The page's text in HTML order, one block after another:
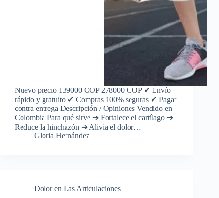
Nuevo precio 139000 COP 278000 COP ✔ Envío
rápido y gratuito ✔ Compras 100% seguras ✔ Pagar
contra entrega Descripción / Opiniones Vendido en
Colombia Para qué sirve ➔ Fortalece el cartílago ➔
Reduce la hinchazón ➔ Alivia el dolor…
Gloria Hernández
Dolor en Las Articulaciones